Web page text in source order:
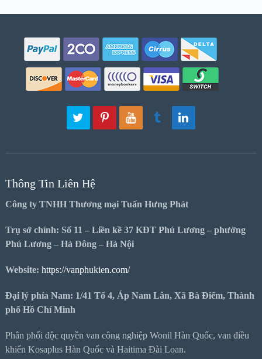
Thông Tin Liên Hệ
Công ty TNHH Thương mại Tuấn Hưng Phát
Trụ sở chính: Số 11 – Liền kề 37 KĐT Phú Lương – phường
Phú Lương – Hà Đông – Hà Nội
Website: https://vanphukien.com/
Đại lý phía Nam: 1/41 Tổ 4, Áp Nam Lân, Xã Bà Điểm, Thành
phố Hồ Chí Minh
Phân phối độc quyền van công nghiệp Wonil Hàn Quốc, van điều
khiển Kosaplus Hàn Quốc và Haitima Đài Loan.